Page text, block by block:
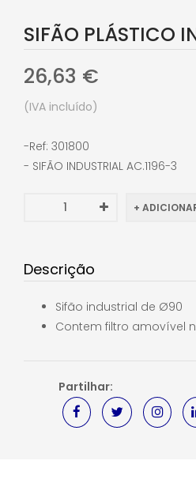
SIFÃO PLÁSTICO
26,63 €
(IVA incluído)
Ref: 301800
SIFÃO INDUSTRIAL AC.1196-3
Descrição
Sifão industrial de Ø90
Contem filtro amovível
Partilhar: